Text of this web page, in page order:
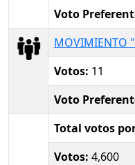
Voto
MOVIMIENTO
Votos: 11
Voto
Total votos
Votos: 4,600